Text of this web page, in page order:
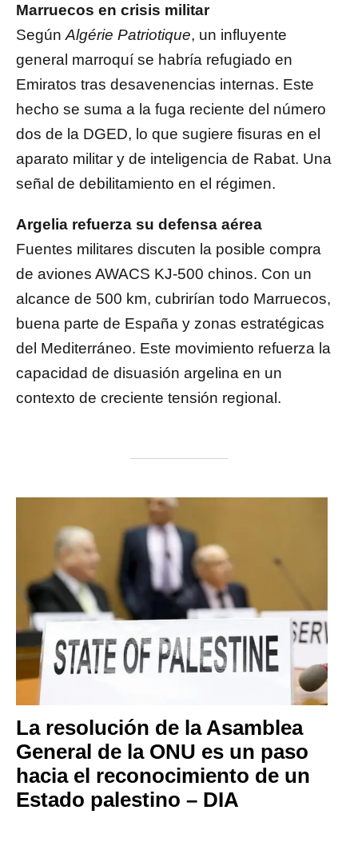
Marruecos en crisis militar
Según Algérie Patriotique, un influyente
general marroquí se habría refugiado en
Emiratos tras desavenencias internas. Este
hecho se suma a la fuga reciente del número
dos de la DGED, lo que sugiere fisuras en el
aparato militar y de inteligencia de Rabat. Una
señal de debilitamiento en el régimen.
Argelia refuerza su defensa aérea
Fuentes militares discuten la posible compra
de aviones AWACS KJ-500 chinos. Con un
alcance de 500 km, cubrirían todo Marruecos,
buena parte de España y zonas estratégicas
del Mediterráneo. Este movimiento refuerza la
capacidad de disuasión argelina en un
contexto de creciente tensión regional.
La resolución de la Asamblea
General de la ONU es un paso
hacia el reconocimiento de un
Estado palestino – DIA